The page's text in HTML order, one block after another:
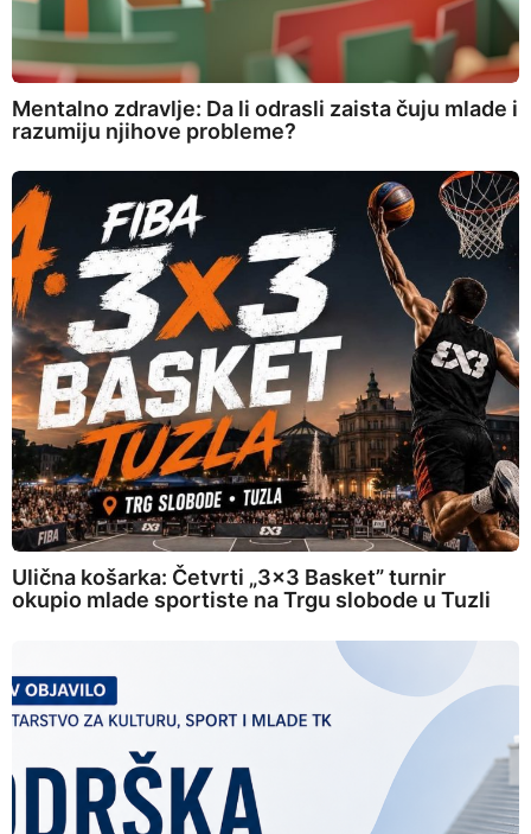
Mentalno zdravlje: Da li odrasli zaista čuju mlade i
razumiju njihove probleme?
Ulična košarka: Četvrti „3×3 Basket” turnir
okupio mlade sportiste na Trgu slobode u Tuzli